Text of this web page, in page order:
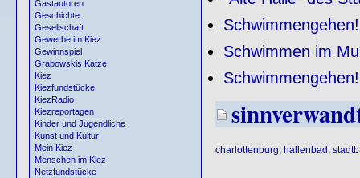
Gastautoren
Geschichte
Gesellschaft
Gewerbe im Kiez
Gewinnspiel
Grabowskis Katze
Kiez
Kiezfundstücke
KiezRadio
Kiezreportagen
Kinder und Jugendliche
Kunst und Kultur
Mein Kiez
Menschen im Kiez
Netzfundstücke
Schwimmengehen!
Schwimmen im
Schwimmengehen!
charlottenburg hallenbad